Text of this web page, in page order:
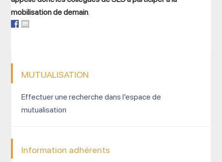
mobilisation de demain.
MUTUALISATION
Effectuer une recherche dans l’espace de
mutualisation
Information adhérents